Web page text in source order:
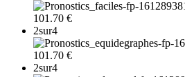
101.70 €
2sur4
101.70 €
2sur4